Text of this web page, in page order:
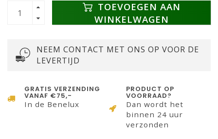
TOEVOEGEN AAN
WINKELWAGEN
NEEM CONTACT MET ONS OP VOOR DE
LEVERTIJD
GRATIS VERZENDING
VANAF €75,-
In de Benelux
PRODUCT OP
VOORRAAD?
Dan wordt het
binnen 24 uur
verzonden